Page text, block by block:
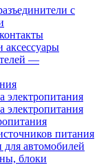
с
—
электропитания
электропитания
питания
для автомобилей
блоки